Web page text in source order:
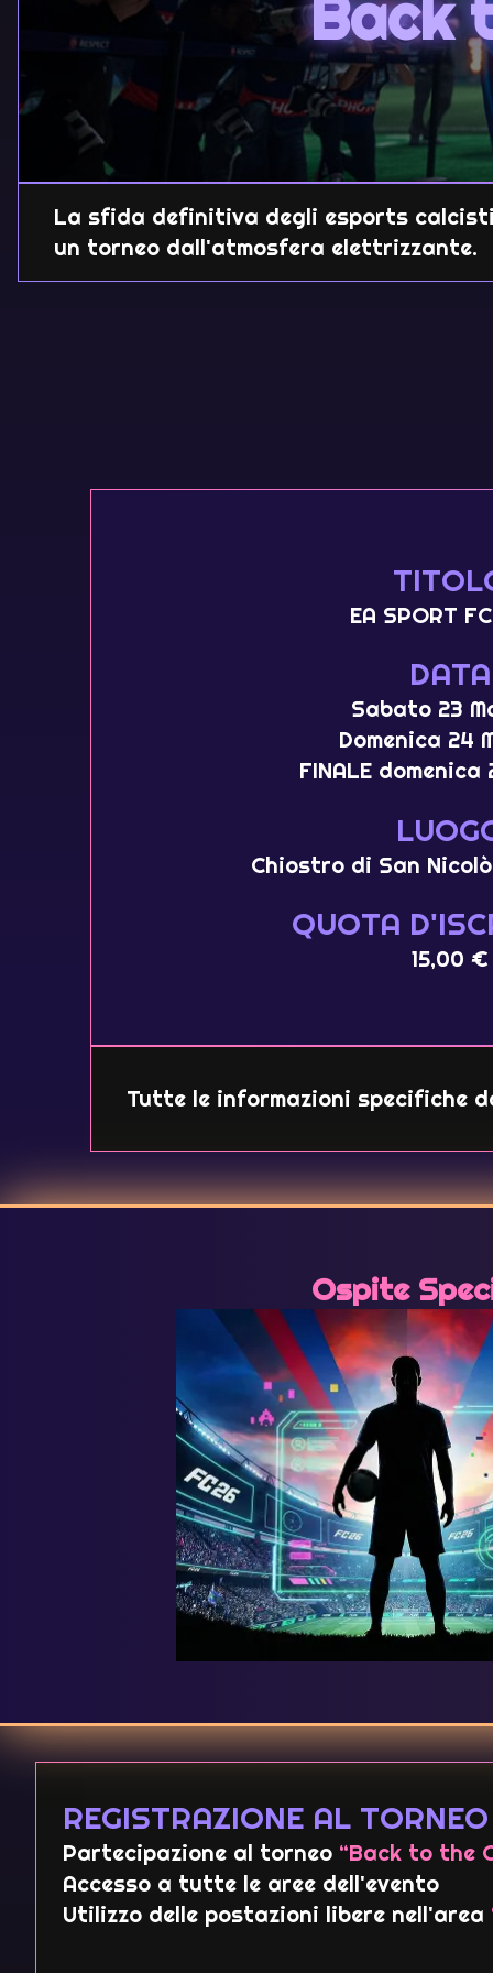
Back
La sfida definitiva degli esports
un torneo dall'atmosfera elettrizzante.
EA SPORT
DATA
Sabato 23
Domenica 24
FINALE
Chiostro di San
QUOTA
15,00 €
Tutte le informazioni specifiche
Ospite
REGISTRAZIONE AL TORNEO
Partecipazione al torneo “Back to the
Accesso a tutte le aree dell'evento
Utilizzo delle postazioni libere nell'area